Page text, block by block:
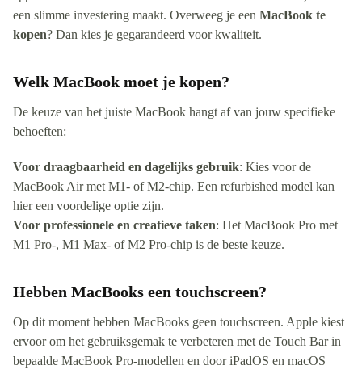
een slimme investering maakt. Overweeg je een MacBook te
kopen? Dan kies je gegarandeerd voor kwaliteit.
Welk MacBook moet je kopen?
De keuze van het juiste MacBook hangt af van jouw specifieke
behoeften:
Voor draagbaarheid en dagelijks gebruik: Kies voor de
MacBook Air met M1- of M2-chip. Een refurbished model kan
hier een voordelige optie zijn.
Voor professionele en creatieve taken: Het MacBook Pro met
M1 Pro-, M1 Max- of M2 Pro-chip is de beste keuze.
Hebben MacBooks een touchscreen?
Op dit moment hebben MacBooks geen touchscreen. Apple kiest
ervoor om het gebruiksgemak te verbeteren met de Touch Bar in
bepaalde MacBook Pro-modellen en door iPadOS en macOS